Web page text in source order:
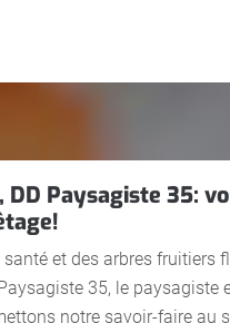
DD Paysagiste 35:
et des arbres fruitiers
35, le paysagiste
notre savoir-faire au